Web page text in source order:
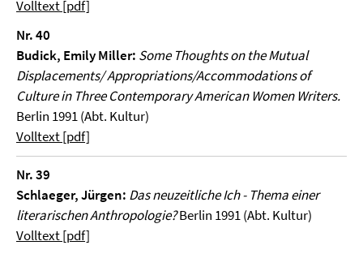
Volltext [pdf]
Nr. 40
Budick, Emily Miller: Some Thoughts on the Mutual
Displacements/ Appropriations/Accommodations of
Culture in Three Contemporary American Women Writers.
Berlin 1991 (Abt. Kultur)
Volltext [pdf]
Nr. 39
Schlaeger, Jürgen: Das neuzeitliche Ich - Thema einer
literarischen Anthropologie?Berlin 1991 (Abt. Kultur)
Volltext [pdf]